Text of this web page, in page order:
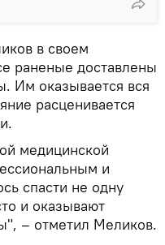
в своем
раненые доставлены
Им оказывается вся
расценивается
медицинской
и
спасти не одну
и оказывают
– отметил Меликов.